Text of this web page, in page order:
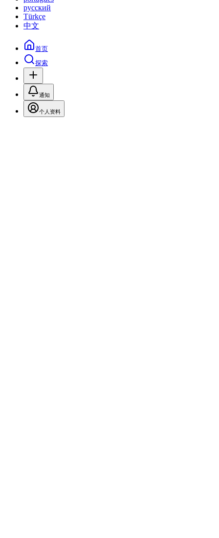
русский
Türkçe
中文
首页
探索
通知
个人资料